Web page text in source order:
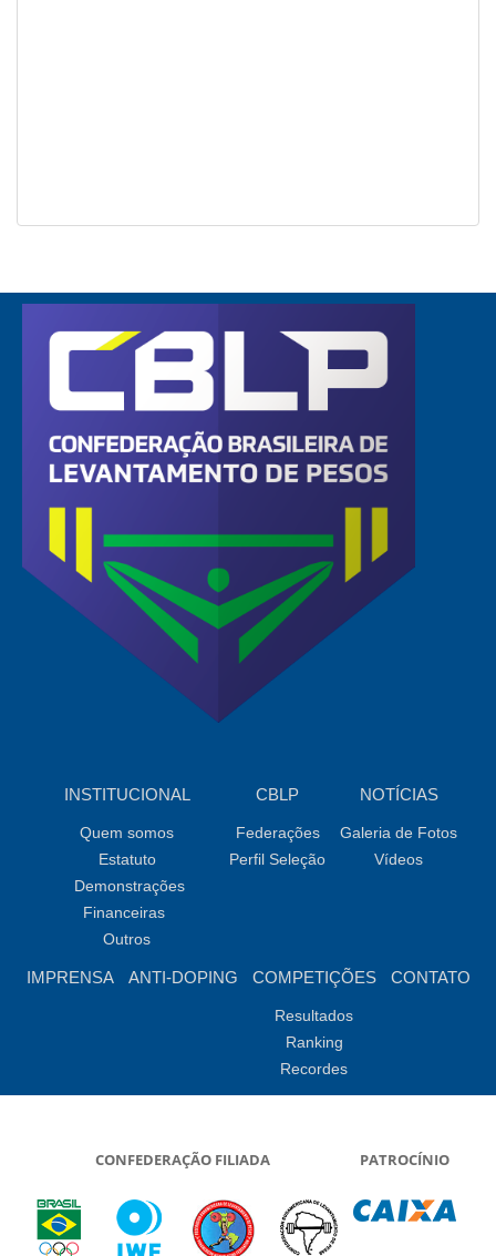
INSTITUCIONAL
Quem somos
Estatuto
Demonstrações
Financeiras
Outros
CBLP
Federações
Perfil Seleção
NOTÍCIAS
Galeria de Fotos
Vídeos
IMPRENSA ANTI-DOPING COMPETIÇÕES
Resultados
Ranking
Recordes
CONTATO
CONFEDERAÇÃO FILIADA PATROCÍNIO